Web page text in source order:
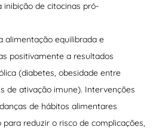
de citocinas pró-
alimentação equilibrada e
positivamente a resultados
(diabetes, obesidade entre
de ativação imune). Intervenções
de hábitos alimentares
reduzir o risco de complicações,